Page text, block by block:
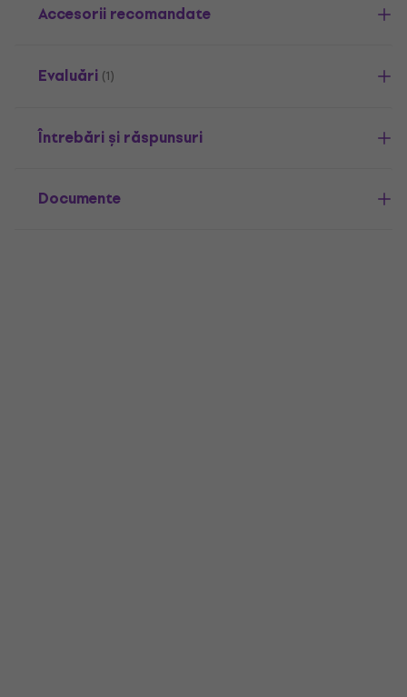
Accesorii recomandate
Evaluări (1)
Întrebări și răspunsuri
Documente